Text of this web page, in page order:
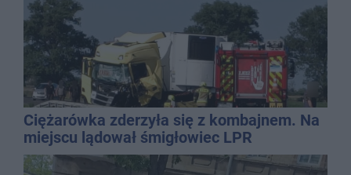
Ciężarówka zderzyła się z kombajnem. Na
miejscu lądował śmigłowiec LPR